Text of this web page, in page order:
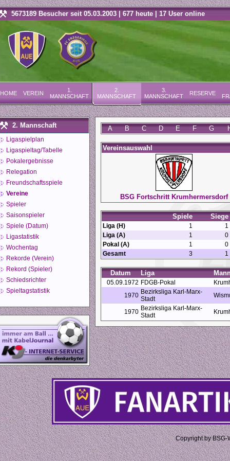
5673189 Besucher seit 05.03.2003 | 677 heute | 17 User online
HOME VEREIN
1.
MANNSCHAFT
2.
MANNSCHAFT
3.
MANNSCHAFT
RESERVE
2. Mannschaft
Ligaspielplan
Ligaspieltag/Tabelle
Pokalergebnisse
Relegation
Freundschaftsspiele
Vereine
Spieler
Saisonspieler
Spiele (Datum)
Ligastatistik
Wochentag
Rekorde (Verein)
Rekord (Spieler)
Schiedsrichter
Spieltagstatistik
A B C D E F G
Vereinsauswahl
BSG Fortschritt Krumhermersdorf
Spiele Siege
Liga (H) 1 1
Liga (A)
1 0
Pokal (A)
1 0
Gesamt
3 1
Datum Liga
05.09.1972 FDGB-Pokal
1970 Bezirksliga Karl-Marx-
Stadt
1970 Bezirksliga Karl-Marx-
Stadt
Copyright by BSG-